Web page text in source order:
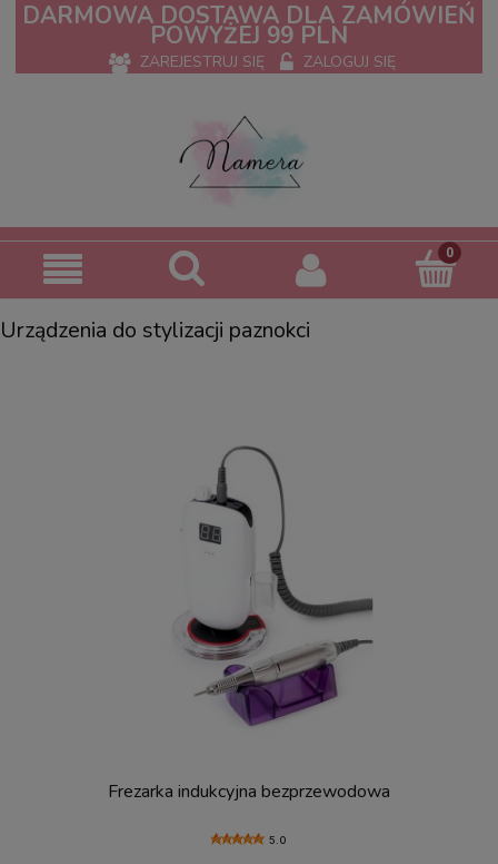
DARMOWA DOSTAWA DLA ZAMÓWIEŃ
POWYŻEJ 99 PLN
ZAREJESTRUJ SIĘ ZALOGUJ SIĘ
Urządzenia do stylizacji paznokci
Frezarka indukcyjna bezprzewodowa
5.0